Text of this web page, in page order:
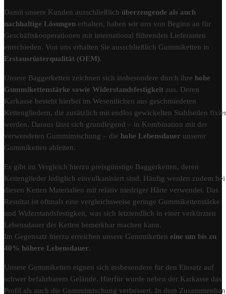
Damit unsere Kunden ausschließlich überzeugende als auch
nachhaltige Lösungen erhalten, haben wir uns von Beginn an für
Geschäftskooperationen mit international führenden Lieferanten
entschieden. Von uns erhalten Sie ausschließlich Gummiketten in
Erstausrüsterqualität (OEM).
Unsere Baggerketten zeichnen sich insbesondere durch ihre hohe
Gummikettenstärke sowie Widerstandsfestigkeit aus. Deren
Karkasse besteht hierbei im Wesentlichen aus geschmiedeten
Kettengliedern, die zusätzlich mit endlos gewickelten Stahlseilen
werden. Daraus lässt sich grundlegend – in Kombination mit der
verwendeten Gummimischung – die hohe Lebensdauer unserer
Gummiketten ableiten.
Es gibt im Vergleich hierzu preisgünstige Baggerketten, deren
Kettenglieder lediglich einvulkanisiert sind. Häufig werden zudem bei
diesen Ketten Materialien mit relativ niedriger Härte verwendet. Das
Resultat ist oftmals eine vergleichsweise geringe Gummikettenstärke
und Widerstandsfestigkeit, was sich letztendlich in einer verkürzten
Lebensdauer der Ketten bemerkbar machen kann.
Im Gegensatz hierzu erreichen unsere Gummiketten eine um bis zu
40% höhere Lebensdauer.
Unsere Gummiketten eignen sich insbesondere für den Einsatz auf
schwer befahrbarem Gelände. Hierfür wurde neben der Karkasse das
Profil als auch die Gummimischung verbessert. In dem